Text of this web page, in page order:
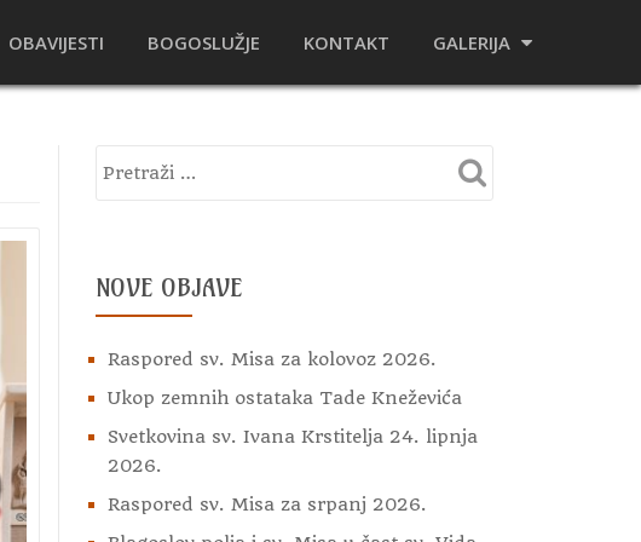
OBAVIJESTI BOGOSLUŽJE KONTAKT GALERIJA
NOVE OBJAVE
Raspored sv. Misa za kolovoz 2026.
Ukop zemnih ostataka Tade Kneževića
Svetkovina sv. Ivana Krstitelja 24. lipnja
2026.
Raspored sv. Misa za srpanj 2026.